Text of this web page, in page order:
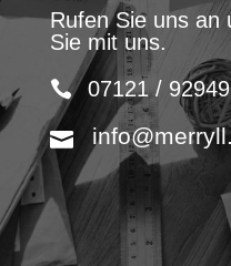
Rufen Sie uns an
Sie mit uns.
07121 /